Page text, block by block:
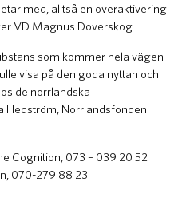
med, alltså en överaktivering
VD Magnus Doverskog.
som kommer hela vägen
visa på den goda nyttan och
de norrländska
Norrlandsfonden.
Cognition, 073 – 039 20 52
070-279 88 23